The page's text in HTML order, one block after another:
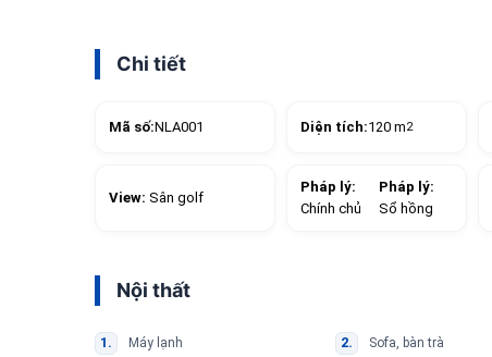
Chi tiết
Mã số:NLA001 Diện tích:120 m2
View: Sân golf
Pháp lý:
Chính chủ
Pháp lý:
Sổ hồng
Nội thất
Máy lạnh Sofa, bàn trà